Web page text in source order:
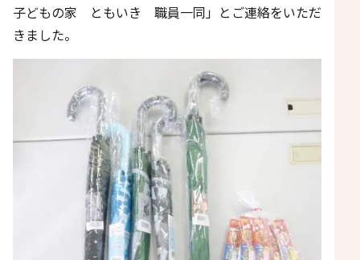
子どもの家 ともいき 職員一同」とご連絡をいただ
きました。